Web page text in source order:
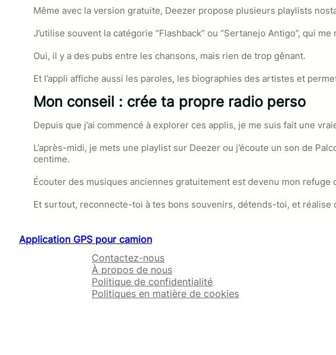
Même avec la version gratuite, Deezer propose plusieurs playlists
J’utilise souvent la catégorie “Flashback” ou “Sertanejo Antigo”, qui
Oui, il y a des pubs entre les chansons, mais rien de trop gênant.
Et l’appli affiche aussi les paroles, les biographies des artistes et
Mon conseil : crée ta propre radio perso
Depuis que j’ai commencé à explorer ces applis, je me suis fait une
L’après-midi, je mets une playlist sur Deezer ou j’écoute un son de
centime.
Écouter des musiques anciennes gratuitement est devenu mon
Et surtout, reconnecte-toi à tes bons souvenirs, détends-toi, et réalise
Application GPS pour camion
Contactez-nous
À propos de nous
Politique de confidentialité
Politiques en matière de cookies